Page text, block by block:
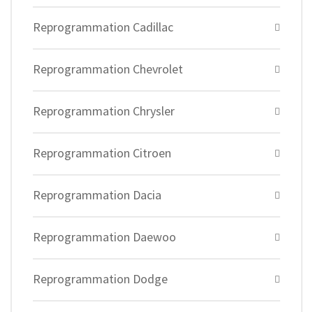
Reprogrammation Cadillac
Reprogrammation Chevrolet
Reprogrammation Chrysler
Reprogrammation Citroen
Reprogrammation Dacia
Reprogrammation Daewoo
Reprogrammation Dodge